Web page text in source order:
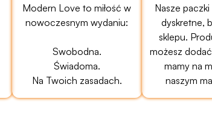
Modern Love to miłość w
nowoczesnym wydaniu:
Swobodna.
Świadoma.
Na Twoich zasadach.
Nasze
dyskretne,
sklepu.
możesz
mamy na
naszym